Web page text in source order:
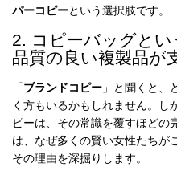
パーコピーという選択肢です。
2. コピーバッグとい
品質の良い複製品が
「ブランドコピー 」と聞くと、
く方もいるかもしれません。し
ピーは、その常識を覆すほどの
は、なぜ多くの賢い女性たちが
その理由を深掘りします。